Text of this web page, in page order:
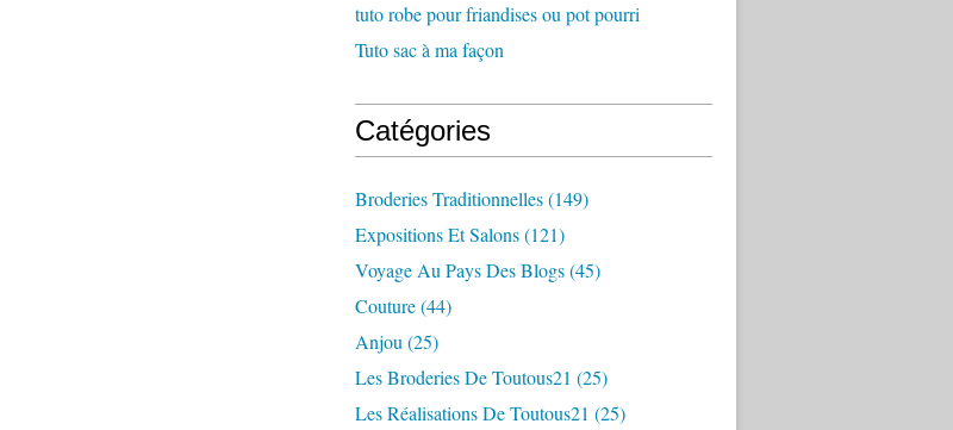
tuto robe pour friandises ou pot pourri
Tuto sac à ma façon
Catégories
Broderies Traditionnelles(149)
Expositions Et Salons(121)
Voyage Au Pays Des Blogs(45)
Couture(44)
Anjou (25)
Les Broderies De Toutous21 (25)
Les Réalisations De Toutous21 (25)